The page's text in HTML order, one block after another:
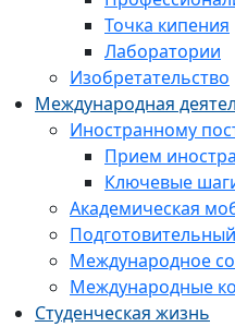
Точка кипения
Лаборатории
Изобретательство
Международная
Иностранному
Прием
Ключевые
Академическая
Международное
Международные
Студенческая жизнь